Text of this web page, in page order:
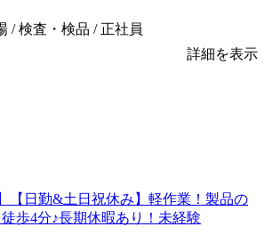
/ 検査・検品 / 正社員
詳細を表示